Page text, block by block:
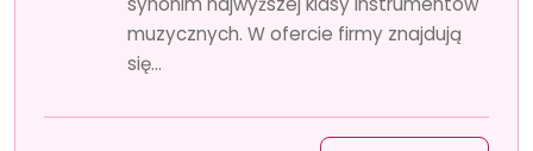
muzycznych. W ofercie firmy znajdują
się...